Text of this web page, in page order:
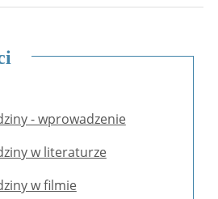
- wprowadzenie
w literaturze
w filmie